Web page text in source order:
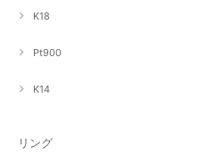
K18
Pt900
K14
リング